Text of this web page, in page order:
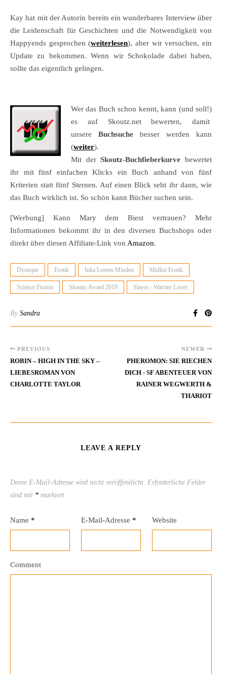
Kay hat mit der Autorin bereits ein wunderbares Interview über
die Leidenschaft für Geschichten und die Notwendigkeit von
Happyends gesprochen (weiterlesen), aber wir versuchen, ein
Update zu bekommen. Wenn wir Schokolade dabei haben,
sollte das eigentlich gelingen.
Wer das Buch schon kennt, kann (und soll!)
es auf Skoutz.net bewerten, damit
unsere Buchsuche besser werden kann
(weiter).
Mit derSkoutz-Buchfieberkurve bewertet
ihr mit fünf einfachen Klicks ein Buch anhand von fünf
Kriterien statt fünf Sternen. Auf einen Blick seht ihr dann, wie
das Buch wirklich ist. So schön kann Bücher suchen sein.
[Werbung] Kann Mary dem Biest vertrauen? Mehr
Informationen bekommt ihr in den diversen Buchshops oder
direkt über diesen Affiliate-Link von Amazon.
Dystopie Erotik Inka Loreen Minden Midlist Erotik
Science Fiction Skoutz-Award 2019 Slayer - Warrior Lover
By Sandra
PREVIOUS
ROBIN – HIGH IN THE SKY –
LIEBESROMAN VON
CHARLOTTE TAYLOR
NEWER
PHEROMON: SIE RIECHEN
DICH - SF ABENTEUER VON
RAINER WEGWERTH &
THARIOT
LEAVE A REPLY
Deine E-Mail-Adresse wird nicht veröffentlicht. Erforderliche Felder
sind mit * markiert
Name * E-Mail-Adresse * Website
Comment